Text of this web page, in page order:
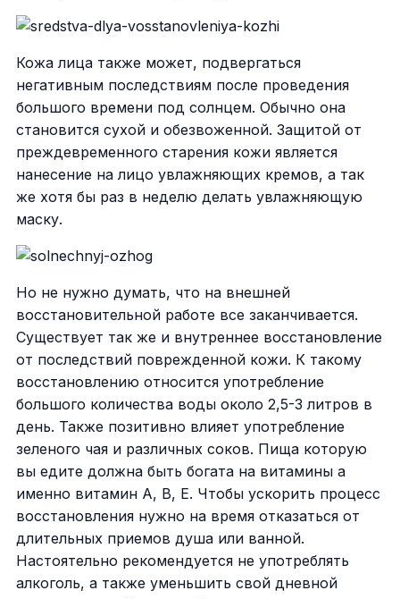
Кожа лица также может, подвергаться
негативным последствиям после проведения
большого времени под солнцем. Обычно она
становится сухой и обезвоженной. Защитой от
преждевременного старения кожи является
нанесение на лицо увлажняющих кремов, а так
же хотя бы раз в неделю делать увлажняющую
маску.
Но не нужно думать, что на внешней
восстановительной работе все заканчивается.
Существует так же и внутреннее восстановление
от последствий поврежденной кожи. К такому
восстановлению относится употребление
большого количества воды около 2,5-3 литров в
день. Также позитивно влияет употребление
зеленого чая и различных соков. Пища которую
вы едите должна быть богата на витамины а
именно витамин А, В, Е. Чтобы ускорить процесс
восстановления нужно на время отказаться от
длительных приемов душа или ванной.
Настоятельно рекомендуется не употреблять
алкоголь, а также уменьшить свой дневной